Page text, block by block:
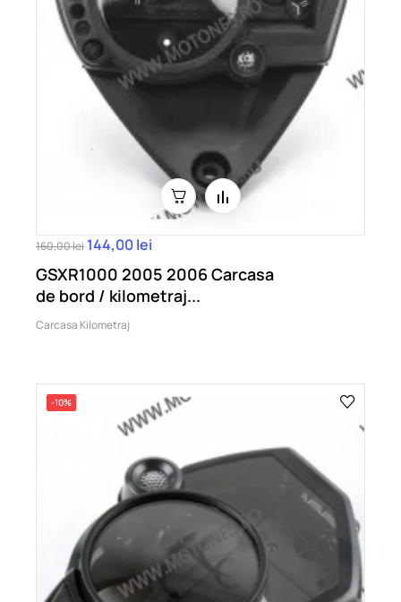
160,00 lei 144,00 lei
GSXR1000 2005 2006 Carcasa
de bord / kilometraj...
Carcasa Kilometraj
-10%